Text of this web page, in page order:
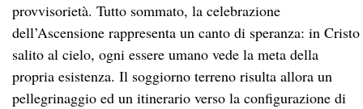
provvisorietà. Tutto sommato, la celebrazione
dell’Ascensione rappresenta un canto di speranza: in Cristo
salito al cielo, ogni essere umano vede la meta della
propria esistenza. Il soggiorno terreno risulta allora un
pellegrinaggio ed un itinerario verso la configurazione di